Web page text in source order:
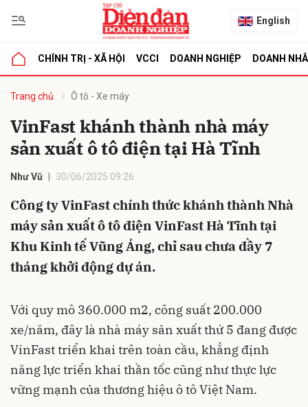
English
CHÍNH TRỊ - XÃ HỘI VCCI DOANH NGHIỆP DOANH
Trang chủ Ô tô - Xe máy
VinFast khánh thành nhà máy
sản xuất ô tô điện tại Hà Tĩnh
Như Vũ 30/06/2025 09:26
Công ty VinFast chính thức khánh thành Nhà
máy sản xuất ô tô điện VinFast Hà Tĩnh tại
Khu Kinh tế Vũng Áng, chỉ sau chưa đầy 7
tháng khởi động dự án.
Với quy mô 360.000 m2, công suất 200.000
xe/năm, đây là nhà máy sản xuất thứ 5 đang được
VinFast triển khai trên toàn cầu, khẳng định
năng lực triển khai thần tốc cũng như thực lực
vững mạnh của thương hiệu ô tô Việt Nam.
luận
Hủy